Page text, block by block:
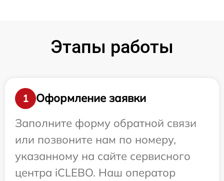
Этапы работы
1
Оформление заявки
Заполните форму обратной связи
или позвоните нам по номеру,
указанному на сайте сервисного
центра iCLEBO. Наш оператор